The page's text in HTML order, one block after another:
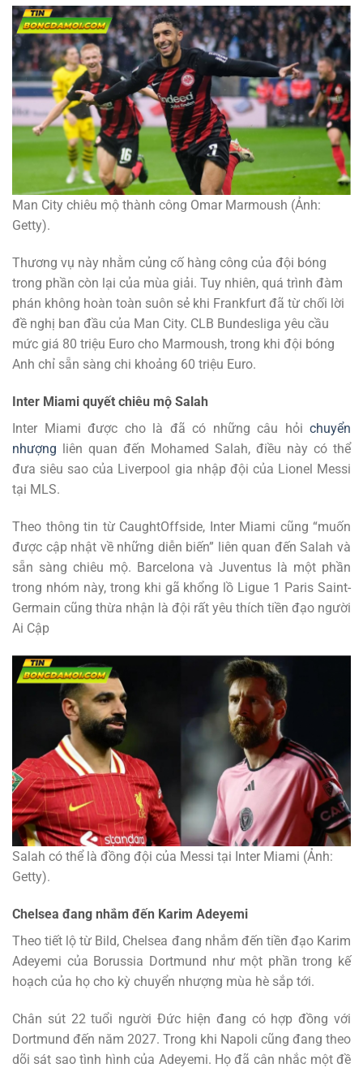
Man City chiêu mộ thành công Omar Marmoush (Ảnh:
Getty).
Thương vụ này nhằm củng cố hàng công của đội bóng
trong phần còn lại của mùa giải. Tuy nhiên, quá trình đàm
phán không hoàn toàn suôn sẻ khi Frankfurt đã từ chối lời
đề nghị ban đầu của Man City. CLB Bundesliga yêu cầu
mức giá 80 triệu Euro cho Marmoush, trong khi đội bóng
Anh chỉ sẵn sàng chi khoảng 60 triệu Euro.
Inter Miami quyết chiêu mộ Salah
Inter Miami được cho là đã có những câu hỏi chuyển
nhượng liên quan đến Mohamed Salah, điều này có thể
đưa siêu sao của Liverpool gia nhập đội của Lionel Messi
tại MLS.
Theo thông tin từ CaughtOffside, Inter Miami cũng “muốn
được cập nhật về những diễn biến” liên quan đến Salah và
sẵn sàng chiêu mộ. Barcelona và Juventus là một phần
trong nhóm này, trong khi gã khổng lồ Ligue 1 Paris Saint-
Germain cũng thừa nhận là đội rất yêu thích tiền đạo người
Ai Cập
Salah có thể là đồng đội của Messi tại Inter Miami (Ảnh:
Getty).
Chelsea đang nhắm đến Karim Adeyemi
Theo tiết lộ từ Bild, Chelsea đang nhắm đến tiền đạo Karim
Adeyemi của Borussia Dortmund như một phần trong kế
hoạch của họ cho kỳ chuyển nhượng mùa hè sắp tới.
Chân sút 22 tuổi người Đức hiện đang có hợp đồng với
Dortmund đến năm 2027. Trong khi Napoli cũng đang theo
dõi sát sao tình hình của Adeyemi. Họ đã cân nhắc một đề